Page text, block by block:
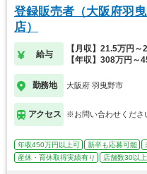
登録販売者（大阪府羽
店）
給与
【月収】21.5万円～
【年収】308万円～
勤務地 大阪府 羽曳野市
アクセス ※お問い合わせくださ
年収450万円以上可 新卒も応募可能
産休・育休取得実績有り
店舗数30以上